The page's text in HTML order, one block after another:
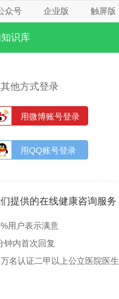
众号 企业版 触屏版
识库
他方式登录
用微博账号登录
用QQ账号登录
提供的在线健康咨询服务
用户表示满意
钟内首次回复
名认证二甲以上公立医院医生